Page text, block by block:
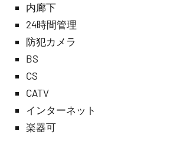
内廊下
24時間管理
防犯カメラ
BS
CS
CATV
インターネット
楽器可